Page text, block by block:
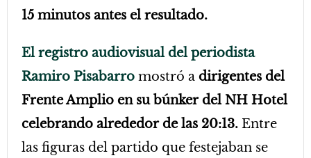
15 minutos antes el resultado.
El registro audiovisual del periodista
Ramiro Pisabarro mostró a dirigentes del
Frente Amplio en su búnker del NH Hotel
celebrando alrededor de las 20:13. Entre
las figuras del partido que festejaban se